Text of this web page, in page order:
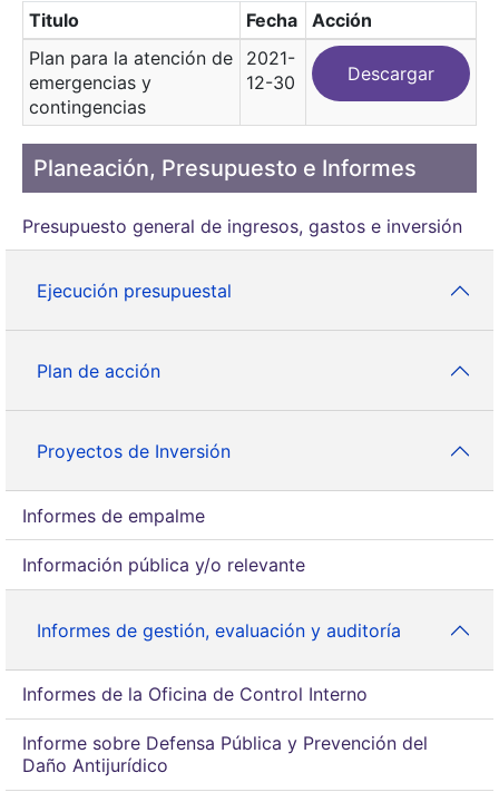
Planeación, Presupuesto e Informes
Presupuesto general de ingresos, gastos e inversión
Ejecución presupuestal
Plan de acción
Proyectos de Inversión
Informes de empalme
Información pública y/o relevante
Informes de gestión, evaluación y auditoría
Informes de la Oficina de Control Interno
Informe sobre Defensa Pública y Prevención del
Daño Antijurídico
Titulo Fecha
Acción
Plan para la atención de
emergencias y
contingencias
2021-
12-30
Descargar